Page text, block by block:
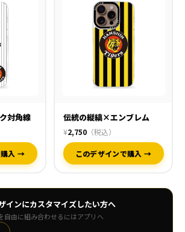
対角線
購入 →
伝統の縦縞×エンブレム
¥2,750（税込）
このデザインで購入 →
インにカスタマイズしたい方へ
自由に組み合わせるにはアプリへ